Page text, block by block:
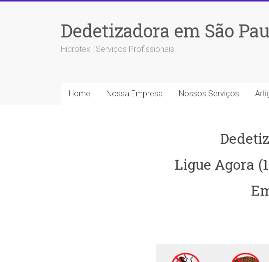
Dedetizadora em São
Hidrotex | Serviços Profissionais
Home Nossa Empresa Nossos Serviços
Ligue Agora